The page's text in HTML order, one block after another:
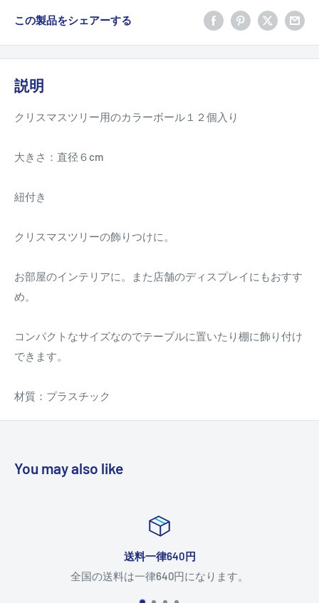
この製品をシェアーする
説明
クリスマスツリー用のカラーボール１２個入り
大きさ：直径６cm
紐付き
クリスマスツリーの飾りつけに。
お部屋のインテリアに。また店舗のディスプレイにもおすす
め。
コンパクトなサイズなのでテーブルに置いたり棚に飾り付け
できます。
材質：プラスチック
You may also like
送料一律640円
全国の送料は一律640円になります。